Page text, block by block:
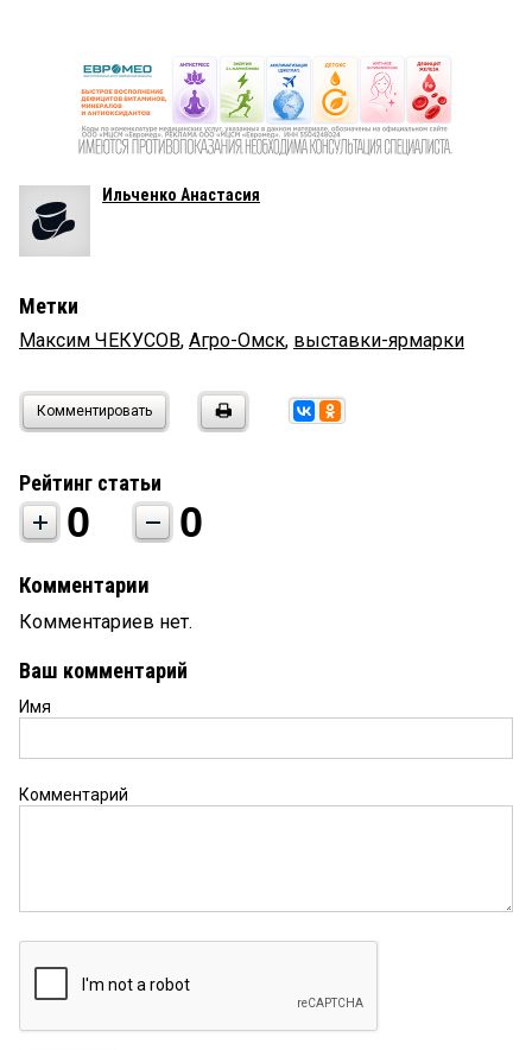
Ильченко Анастасия
Метки
Максим ЧЕКУСОВ, Агро-Омск, выставки-ярмарки
Комментировать
Рейтинг статьи
0 0
Комментарии
Комментариев нет.
Ваш комментарий
Имя
Комментарий